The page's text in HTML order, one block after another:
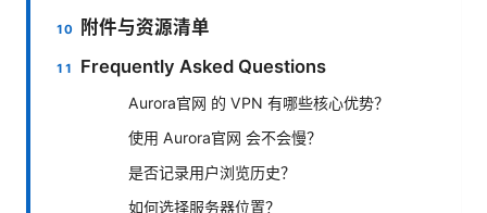
附件与资源清单
Frequently Asked Questions
Aurora官网 的 VPN 有哪些核心优势？
使用 Aurora官网 会不会慢？
是否记录用户浏览历史？
如何选择服务器位置？